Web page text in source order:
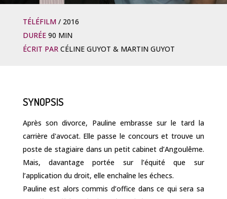
TÉLÉFILM
2016
DURÉE 90 MIN
ÉCRIT PAR CÉLINE GUYOT & MARTIN GUYOT
SYNOPSIS
Après son divorce, Pauline embrasse sur le tard la
carrière d'avocat. Elle passe le concours et trouve un
poste de stagiaire dans un petit cabinet d’Angoulême.
Mais, davantage portée sur l’équité que sur
l’application du droit, elle enchaîne les échecs.
Pauline est alors commis d’office dans ce qui sera sa